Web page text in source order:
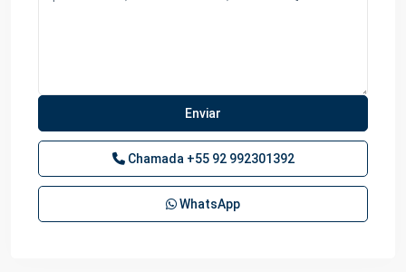
Chamada +55 92 992301392
WhatsApp